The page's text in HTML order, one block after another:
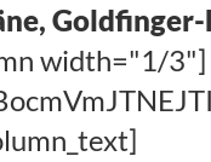
width="1/3"]